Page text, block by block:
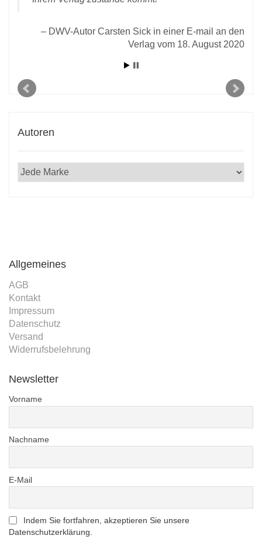
DWV-Autor Carsten Sick in einer E-mail an den
Verlag vom 18. August 2020
Autoren
Allgemeines
AGB
Kontakt
Impressum
Datenschutz
Versand
Widerrufsbelehrung
Newsletter
Vorname
Nachname
E-Mail
Indem Sie fortfahren, akzeptieren Sie unsere
Datenschutzerklärung.